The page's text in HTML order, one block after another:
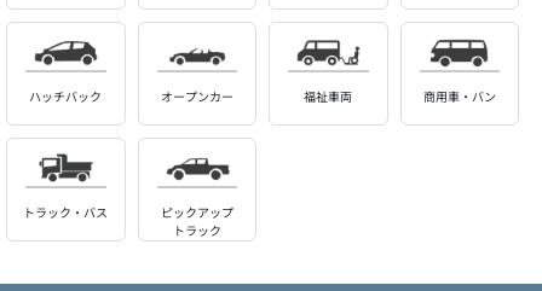
ハッチバック オープンカー 福祉車両 商用車・バン
トラック・バス
ピックアップ
トラック